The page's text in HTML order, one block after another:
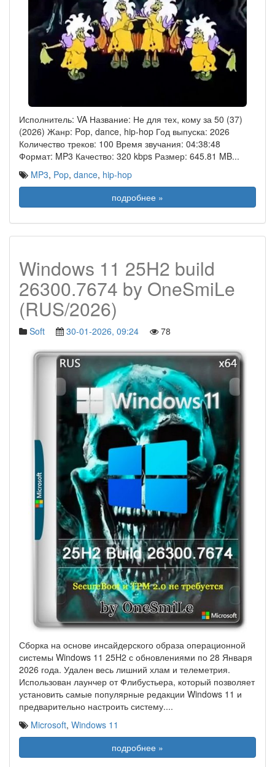
Исполнитель: VA Название: Не для тех, кому за 50 (37)
(2026) Жанр: Pop, dance, hip-hop Год выпуска: 2026
Количество треков: 100 Время звучания: 04:38:48
Формат: MP3 Качество: 320 kbps Размер: 645.81 MB...
MP3, Pop, dance, hip-hop
подробнее »
Windows 11 25H2 build
26300.7674 by OneSmiLe
(RUS/2026)
Soft 30-01-2026, 09:24 78
Сборка на основе инсайдерского образа операционной
системы Windows 11 25H2 с обновлениями по 28 Января
2026 года. Удален весь лишний хлам и телеметрия.
Использован лаунчер от Флибустьера, который позволяет
установить самые популярные редакции Windows 11 и
предварительно настроить систему....
Microsoft, Windows 11
подробнее »